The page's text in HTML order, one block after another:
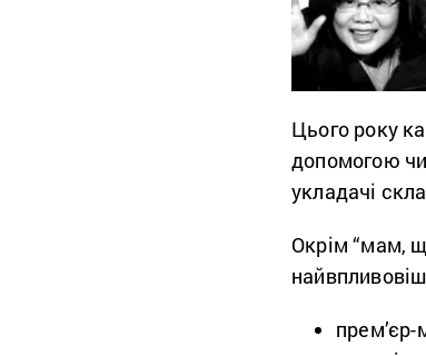
Цього року
допомогою
укладачі
Окрім “мам,
прем’єр-